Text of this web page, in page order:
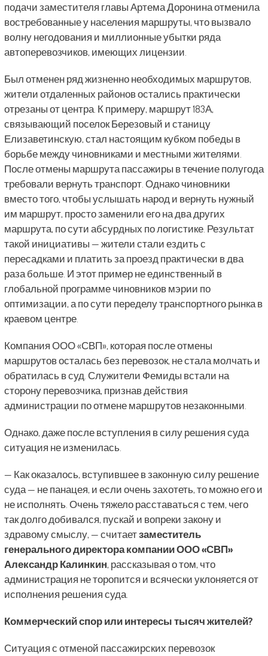
подачи заместителя главы Артема Доронина отменила
востребованные у населения маршруты, что вызвало
волну негодования и миллионные убытки ряда
автоперевозчиков, имеющих лицензии.
Был отменен ряд жизненно необходимых маршрутов,
жители отдаленных районов остались практически
отрезаны от центра. К примеру, маршрут 183А,
связывающий поселок Березовый и станицу
Елизаветинскую, стал настоящим кубком победы в
борьбе между чиновниками и местными жителями.
После отмены маршрута пассажиры в течение полугода
требовали вернуть транспорт. Однако чиновники
вместо того, чтобы услышать народ и вернуть нужный
им маршрут, просто заменили его на два других
маршрута, по сути абсурдных по логистике. Результат
такой инициативы — жители стали ездить с
пересадками и платить за проезд практически в два
раза больше. И этот пример не единственный в
глобальной программе чиновников мэрии по
оптимизации, а по сути переделу транспортного рынка в
краевом центре.
Компания ООО «СВП», которая после отмены
маршрутов осталась без перевозок, не стала молчать и
обратилась в суд. Служители Фемиды встали на
сторону перевозчика, признав действия
администрации по отмене маршрутов незаконными.
Однако, даже после вступления в силу решения суда
ситуация не изменилась.
— Как оказалось, вступившее в законную силу решение
суда — не панацея, и если очень захотеть, то можно его и
не исполнять. Очень тяжело расставаться с тем, чего
так долго добивался, пускай и вопреки закону и
здравому смыслу, — считаетзаместитель
генерального директора компании ООО «СВП»
Александр Калинкин, рассказывая о том, что
администрация не торопится и всячески уклоняется от
исполнения решения суда.
Коммерческий спор или интересы тысяч жителей?
Ситуация с отменой пассажирских перевозок